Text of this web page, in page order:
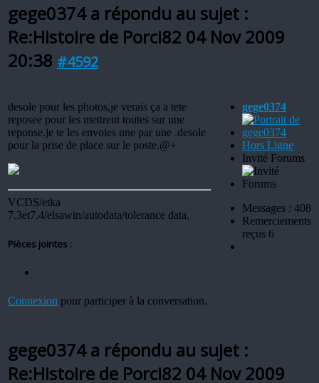
gege0374 a répondu au sujet :
Re:Histoire de Porci82 04 Nov 2009
20:38 #4592
desole pour les photos,je verais ça a tete
reposee pour les mettrent toutes sur une
reponse.je te les envoies une par une .desole
pour la prise de place sur le poste.@+
VCDS/etka
7.3et7.4/elsawin/autodata/tolerance data.
Pièces jointes :
Connexion pour participer à la conversation.
gege0374
Hors Ligne
Invité Forums
Messages : 408
Remerciements
reçus 6
gege0374 a répondu au sujet :
Re:Histoire de Porci82 04 Nov 2009